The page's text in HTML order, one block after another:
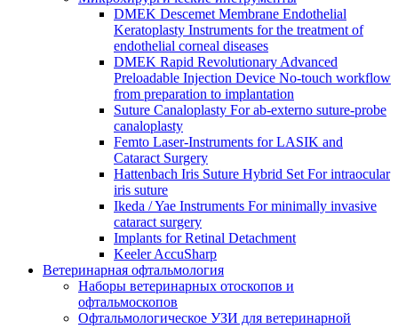
DMEK Descemet Membrane Endothelial
Keratoplasty Instruments for the treatment of
endothelial corneal diseases
DMEK Rapid Revolutionary Advanced
Preloadable Injection Device No-touch workflow
from preparation to implantation
Suture Canaloplasty For ab-externo suture-probe
canaloplasty
Femto Laser-Instruments for LASIK and
Cataract Surgery
Hattenbach Iris Suture Hybrid Set For intraocular
iris suture
Ikeda / Yae Instruments For minimally invasive
cataract surgery
Implants for Retinal Detachment
Keeler AccuSharp
Ветеринарная офтальмология
Наборы ветеринарных отоскопов и
офтальмоскопов
Офтальмологическое УЗИ для ветеринарной